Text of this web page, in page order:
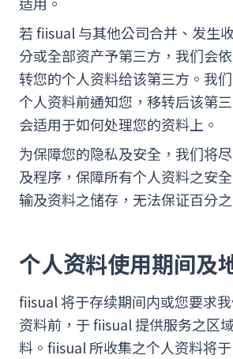
若 fiisual 与其他公司合并、发生
分或全部资产予第三方，我们会
转您的个人资料给该第三方。我
个人资料前通知您，移转后该第
会适用于如何处理您的资料上。
为保障您的隐私及安全，我们将
及程序，保障所有个人资料之安
输及资料之储存，无法保证百分
个人资料使用期间及
fiisual 将于存续期间内或您要求
资料前，于 fiisual 提供服务之区
料。fiisual 所收集之个人资料将